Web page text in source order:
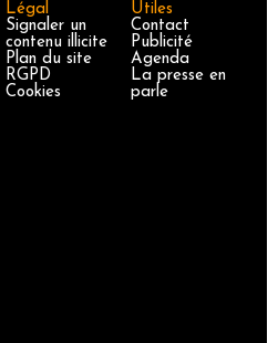
Légal
Signaler un
contenu illicite
Plan du site
RGPD
Cookies
Utiles
Contact
Publicité
Agenda
La presse en
parle